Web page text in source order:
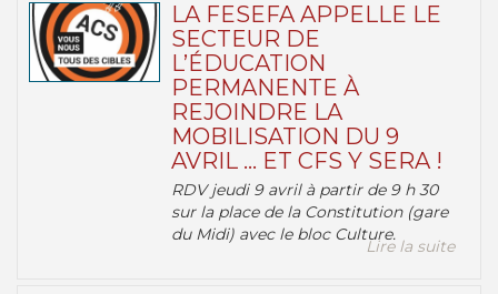
LA FESEFA APPELLE LE
SECTEUR DE
L’ÉDUCATION
PERMANENTE À
REJOINDRE LA
MOBILISATION DU 9
AVRIL … ET CFS Y SERA !
RDV jeudi 9 avril à partir de 9 h 30
sur la place de la Constitution (gare
du Midi) avec le bloc Culture.
Lire la suite